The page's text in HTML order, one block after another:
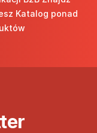
Katalog ponad